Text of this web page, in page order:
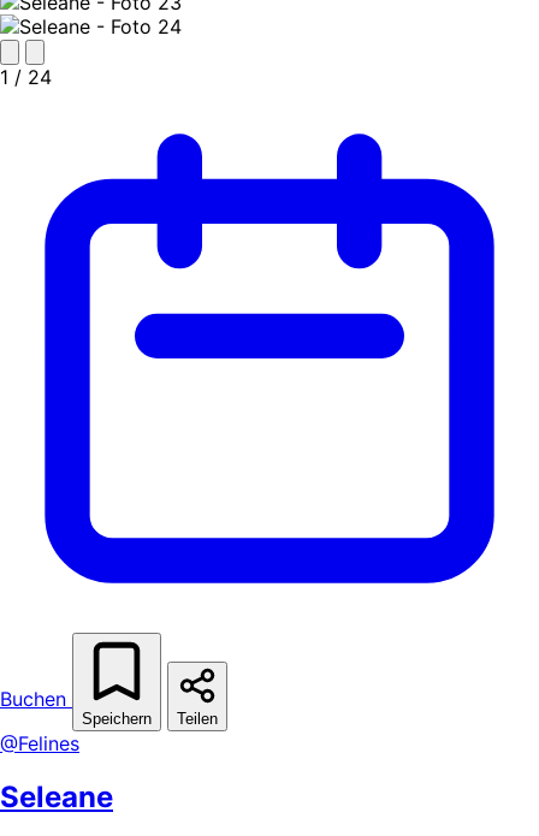
1 / 24
Buchen
Speichern Teilen
@Felines
Seleane